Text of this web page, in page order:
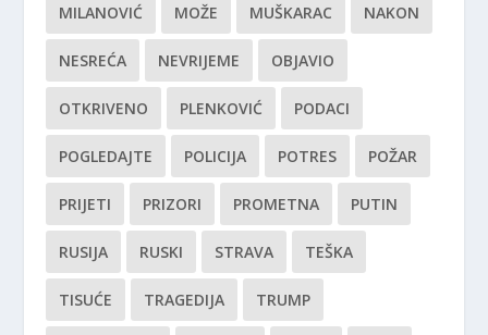
MILANOVIĆ MOŽE MUŠKARAC NAKON
NESREĆA NEVRIJEME OBJAVIO
OTKRIVENO PLENKOVIĆ PODACI
POGLEDAJTE POLICIJA POTRES POŽAR
PRIJETI PRIZORI PROMETNA PUTIN
RUSIJA RUSKI STRAVA TEŠKA
TISUĆE TRAGEDIJA TRUMP